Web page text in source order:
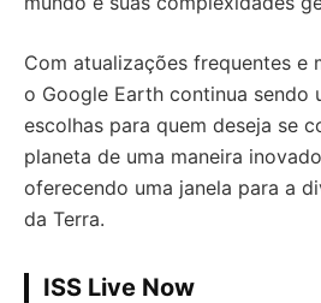
Com atualizações frequentes e
o Google Earth continua sendo
escolhas para quem deseja se
planeta de uma maneira
oferecendo uma janela para a
da Terra.
ISS Live Now